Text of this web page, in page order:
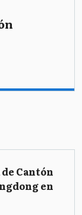
Cantón
en